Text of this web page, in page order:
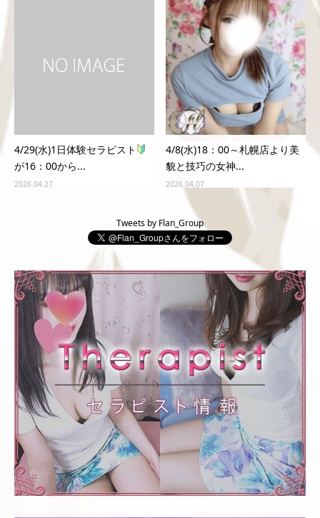
4/29(水)1日体験セラピスト
が16：00から...
2026.04.27
4/8(水)18：00～札幌店より美
貌と技巧の女神...
2026.04.07
Tweets by Flan_Group